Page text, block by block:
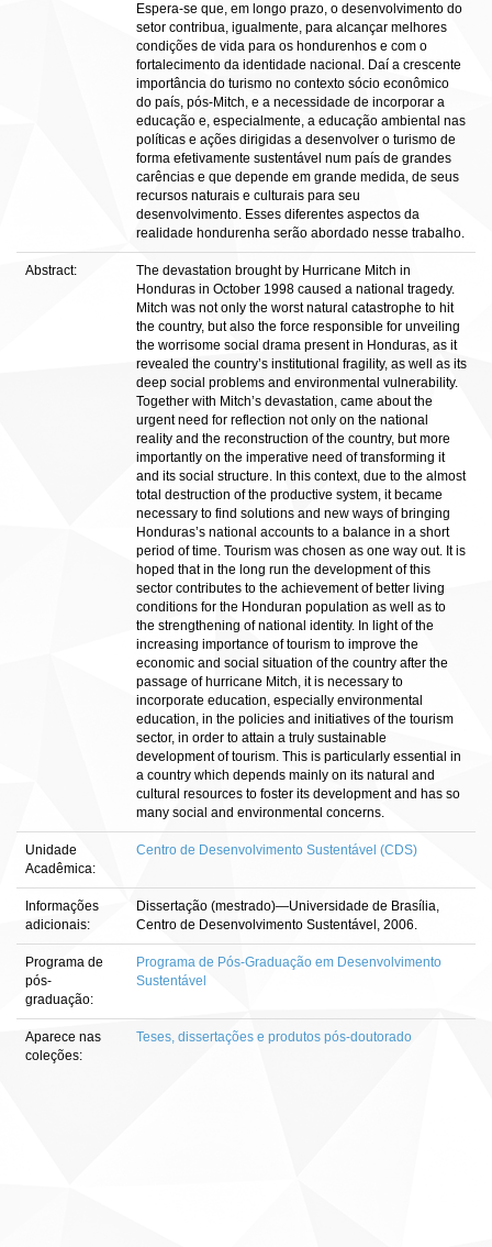
Espera-se que, em longo prazo, o desenvolvimento do
setor contribua, igualmente, para alcançar melhores
condições de vida para os hondurenhos e com o
fortalecimento da identidade nacional. Daí a crescente
importância do turismo no contexto sócio econômico
do país, pós-Mitch, e a necessidade de incorporar a
educação e, especialmente, a educação ambiental nas
políticas e ações dirigidas a desenvolver o turismo de
forma efetivamente sustentável num país de grandes
carências e que depende em grande medida, de seus
recursos naturais e culturais para seu
desenvolvimento. Esses diferentes aspectos da
realidade hondurenha serão abordado nesse trabalho.
Abstract:
The devastation brought by Hurricane Mitch in
Honduras in October 1998 caused a national tragedy.
Mitch was not only the worst natural catastrophe to hit
the country, but also the force responsible for unveiling
the worrisome social drama present in Honduras, as it
revealed the country’s institutional fragility, as well as its
deep social problems and environmental vulnerability.
Together with Mitch’s devastation, came about the
urgent need for reflection not only on the national
reality and the reconstruction of the country, but more
importantly on the imperative need of transforming it
and its social structure. In this context, due to the almost
total destruction of the productive system, it became
necessary to find solutions and new ways of bringing
Honduras’s national accounts to a balance in a short
period of time. Tourism was chosen as one way out. It is
hoped that in the long run the development of this
sector contributes to the achievement of better living
conditions for the Honduran population as well as to
the strengthening of national identity. In light of the
increasing importance of tourism to improve the
economic and social situation of the country after the
passage of hurricane Mitch, it is necessary to
incorporate education, especially environmental
education, in the policies and initiatives of the tourism
sector, in order to attain a truly sustainable
development of tourism. This is particularly essential in
a country which depends mainly on its natural and
cultural resources to foster its development and has so
many social and environmental concerns.
Unidade
Acadêmica:
Centro de Desenvolvimento Sustentável (CDS)
Informações
adicionais:
Dissertação (mestrado)—Universidade de Brasília,
Centro de Desenvolvimento Sustentável, 2006.
Programa de
pós-
graduação:
Programa de Pós-Graduação em Desenvolvimento
Sustentável
Aparece nas
coleções:
Teses, dissertações e produtos pós-doutorado